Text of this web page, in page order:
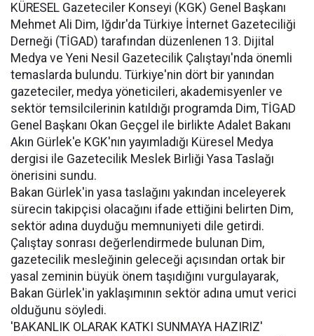
KÜRESEL Gazeteciler Konseyi (KGK) Genel Başkanı
Mehmet Ali Dim, Iğdır'da Türkiye İnternet Gazeteciliği
Derneği (TİGAD) tarafından düzenlenen 13. Dijital
Medya ve Yeni Nesil Gazetecilik Çalıştayı'nda önemli
temaslarda bulundu. Türkiye'nin dört bir yanından
gazeteciler, medya yöneticileri, akademisyenler ve
sektör temsilcilerinin katıldığı programda Dim, TİGAD
Genel Başkanı Okan Geçgel ile birlikte Adalet Bakanı
Akın Gürlek'e KGK'nın yayımladığı Küresel Medya
dergisi ile Gazetecilik Meslek Birliği Yasa Taslağı
önerisini sundu.
Bakan Gürlek'in yasa taslağını yakından inceleyerek
sürecin takipçisi olacağını ifade ettiğini belirten Dim,
sektör adına duyduğu memnuniyeti dile getirdi.
Çalıştay sonrası değerlendirmede bulunan Dim,
gazetecilik mesleğinin geleceği açısından ortak bir
yasal zeminin büyük önem taşıdığını vurgulayarak,
Bakan Gürlek'in yaklaşımının sektör adına umut verici
olduğunu söyledi.
'BAKANLIK OLARAK KATKI SUNMAYA HAZIRIZ'